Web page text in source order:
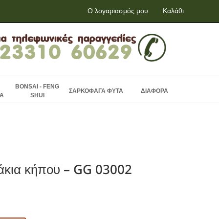
Ο λογαριασμός μου Καλάθι
BONSAI - FENG
SHUI
ΣΑΡΚΟΦΑΓΑ ΦΥΤΑ ΔΙΑΦΟΡΑ
κήπου – GG 03002